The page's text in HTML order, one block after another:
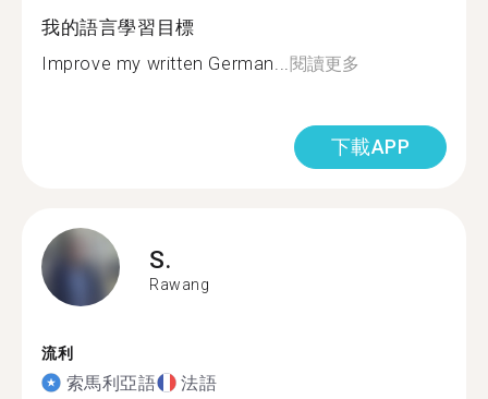
我的語言學習目標
Improve my written German...閱讀更多
下載APP
S.
Rawang
流利
索馬利亞語 法語